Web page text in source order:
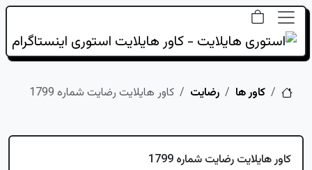
خانهکاور ها رضایت کاور هایلایت رضایت شماره 1799
کاور هایلایت رضایت شماره 1799